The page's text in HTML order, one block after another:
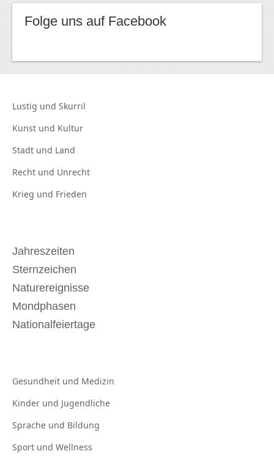
Folge uns auf Facebook
Lustig und Skurril
Kunst und Kultur
Stadt und Land
Recht und Unrecht
Krieg und Frieden
Jahreszeiten
Sternzeichen
Naturereignisse
Mondphasen
Nationalfeiertage
Gesundheit und Medizin
Kinder und Jugendliche
Sprache und Bildung
Sport und Wellness